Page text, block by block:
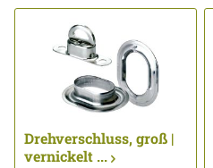
Drehverschluss, groß |
vernickelt ...